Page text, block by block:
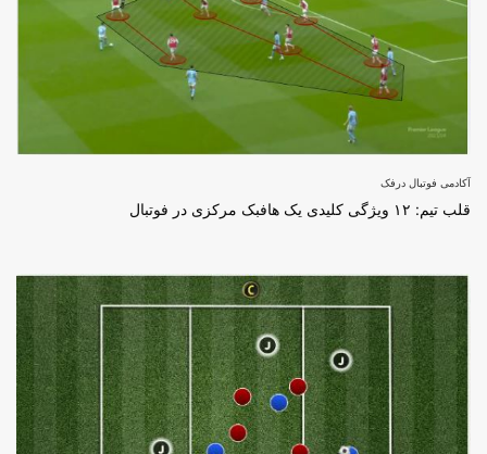
آکادمی فوتبال درفک
قلب تیم: ۱۲ ویژگی کلیدی یک هافبک مرکزی در فوتبال